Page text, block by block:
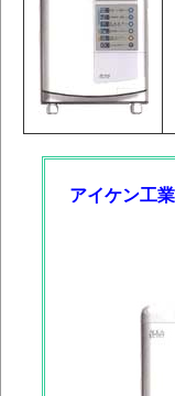
アイケン工